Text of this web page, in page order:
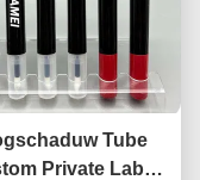
Tube
Private Label